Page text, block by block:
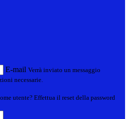
E-mail Verrà inviato un messaggio
necessarie.
utente? Effettua il reset della password